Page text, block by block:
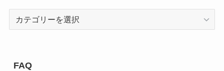
ーFAQ